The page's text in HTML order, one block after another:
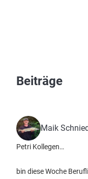
Beiträge
Maik
Petri Kollegen…
bin diese Woche